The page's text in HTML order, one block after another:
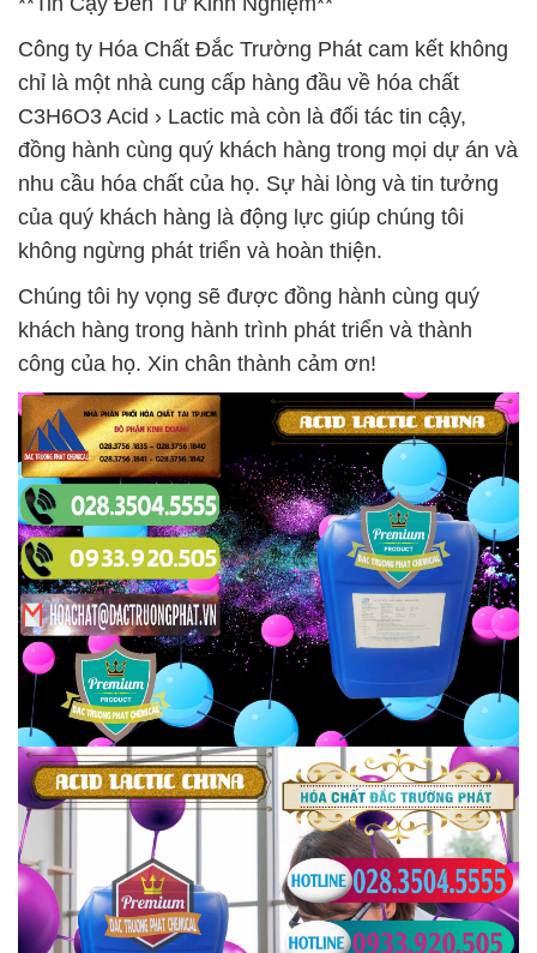
Công ty Hóa Chất Đắc Trường Phát cam kết không
chỉ là một nhà cung cấp hàng đầu về hóa chất
C3H6O3 Acid › Lactic mà còn là đối tác tin cậy,
đồng hành cùng quý khách hàng trong mọi dự án và
nhu cầu hóa chất của họ. Sự hài lòng và tin tưởng
của quý khách hàng là động lực giúp chúng tôi
không ngừng phát triển và hoàn thiện.
Chúng tôi hy vọng sẽ được đồng hành cùng quý
khách hàng trong hành trình phát triển và thành
công của họ. Xin chân thành cảm ơn!